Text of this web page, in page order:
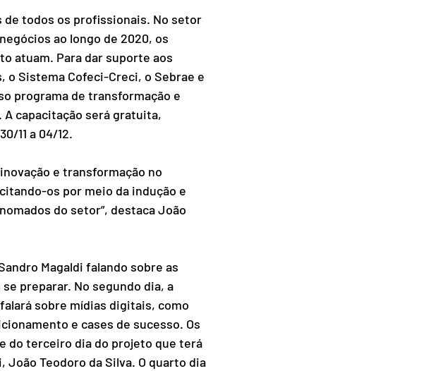
de todos os profissionais. No setor
ao longo de 2020, os
atuam. Para dar suporte aos
Sistema Cofeci-Creci, o Sebrae e
programa de transformação e
capacitação será gratuita,
11 a 04/12.
e transformação no
os por meio da indução e
do setor”, destaca João
Magaldi falando sobre as
preparar. No segundo dia, a
sobre mídias digitais, como
e cases de sucesso. Os
do terceiro dia do projeto que terá
Teodoro da Silva. O quarto dia